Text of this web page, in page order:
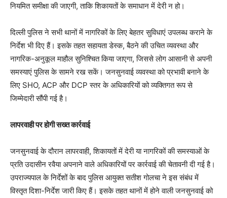
नियमित समीक्षा की जाएगी, ताकि शिकायतों के समाधान में देरी न हो।
दिल्ली पुलिस ने सभी थानों में नागरिकों के लिए बेहतर सुविधाएं उपलब्ध कराने के
निर्देश भी दिए हैं। इसके तहत सहायता डेस्क, बैठने की उचित व्यवस्था और
नागरिक-अनुकूल माहौल सुनिश्चित किया जाएगा, जिससे लोग आसानी से अपनी
समस्याएं पुलिस के सामने रख सकें। जनसुनवाई व्यवस्था को प्रभावी बनाने के
लिए SHO, ACP और DCP स्तर के अधिकारियों को व्यक्तिगत रूप से
जिम्मेदारी सौंपी गई है।
लापरवाही पर होगी सख्त कार्रवाई
जनसुनवाई के दौरान लापरवाही, शिकायतों में देरी या नागरिकों की समस्याओं के
प्रति उदासीन रवैया अपनाने वाले अधिकारियों पर कार्रवाई की चेतावनी दी गई है।
उपराज्यपाल के निर्देशों के बाद पुलिस आयुक्त सतीश गोलचा ने इस संबंध में
विस्तृत दिशा-निर्देश जारी किए हैं। इसके तहत थानों में होने वाली जनसुनवाई को